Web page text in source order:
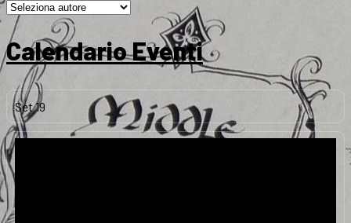
Calendario Eventi
Set19